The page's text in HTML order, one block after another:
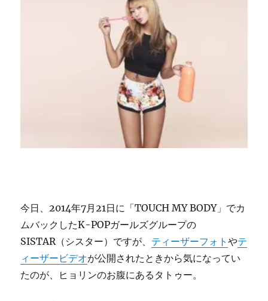
今日、2014年7月21日に「TOUCH MY BODY」でカ
ムバックしたK-POPガールズグループの
SISTAR（シスター）ですが、 ティーザーフォトやテ
ィーザービデオが公開されたときから気になってい
たのが、ヒョリンのお腹にあるタトゥー。